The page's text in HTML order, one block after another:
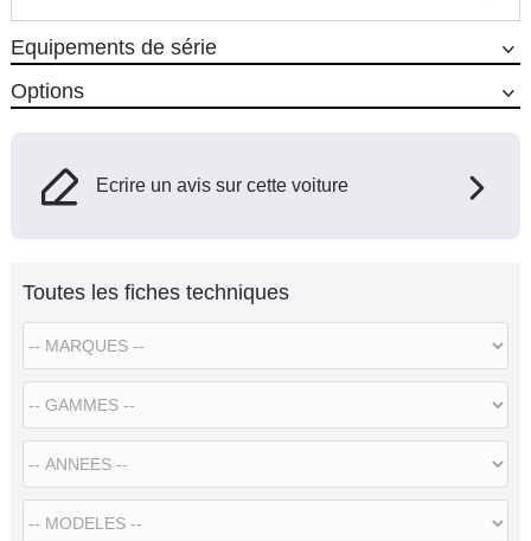
Equipements de série
Options
Ecrire un avis sur cette voiture
Toutes les fiches techniques